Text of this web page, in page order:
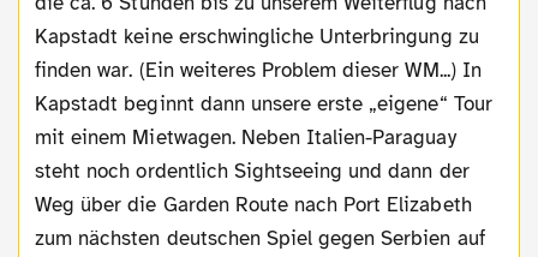
Kapstadt keine erschwingliche Unterbringung zu
finden war. (Ein weiteres Problem dieser WM...) In
Kapstadt beginnt dann unsere erste „eigene“ Tour
mit einem Mietwagen. Neben Italien-Paraguay
steht noch ordentlich Sightseeing und dann der
Weg über die Garden Route nach Port Elizabeth
zum nächsten deutschen Spiel gegen Serbien auf